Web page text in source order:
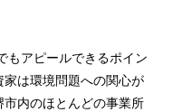
もアピールできるポイン
家は環境問題への関心が
内のほとんどの事業所